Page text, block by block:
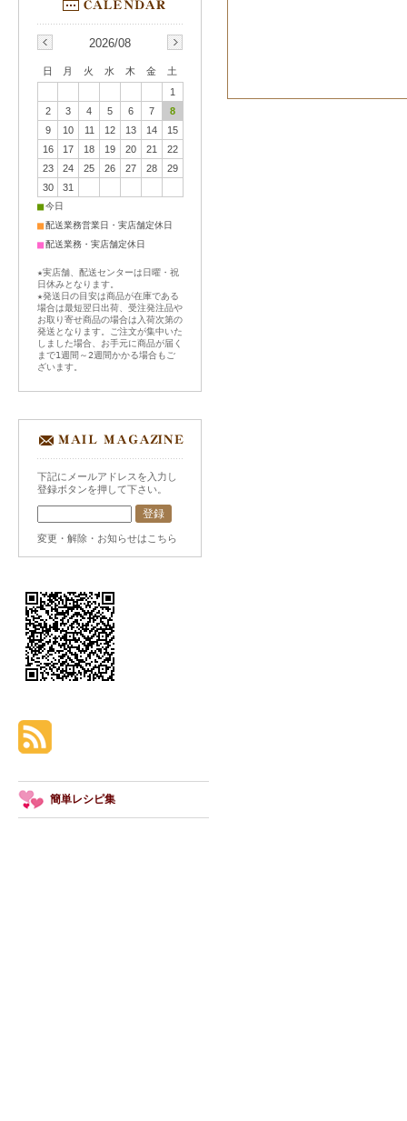
2026/08
日 月 火 水 木 金
土
1
2
3 4 5 6 7
8
9
10 11 12 13 14
15
16
17 18 19 20 21
22
23
24 25 26 27 28
29
30
31
■今日
■配送業務営業日・実店舗定休日
■配送業務・実店舗定休日
★実店舗、配送センターは日曜・祝
日休みとなります。
★発送日の目安は商品が在庫である
場合は最短翌日出荷、受注発注品や
お取り寄せ商品の場合は入荷次第の
発送となります。ご注文が集中いた
しました場合、お手元に商品が届く
まで1週間～2週間かかる場合もご
ざいます。
下記にメールアドレスを入力し
登録ボタンを押して下さい。
変更・解除・お知らせはこちら
簡単レシピ集